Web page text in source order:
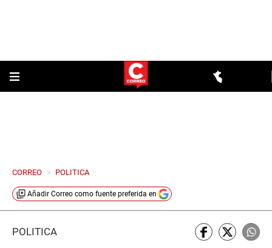
CORREO > POLITICA
Añadir Correo como fuente preferida en
POLÍTICA